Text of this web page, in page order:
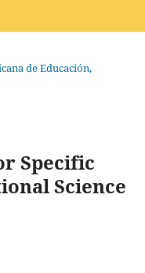
de Educación,
Specific
Science